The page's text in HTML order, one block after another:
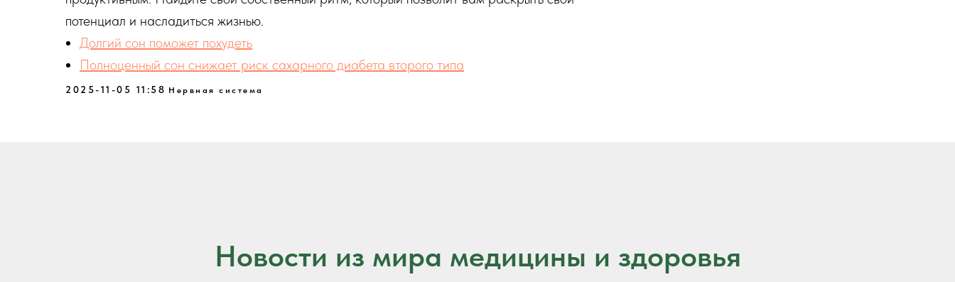
потенциал и насладиться жизнью.
Долгий сон поможет похудеть
Полноценный сон снижает риск сахарного диабета второго типа
2025-11-05 11:58 Нервная система
Новости из мира медицины и здоровья